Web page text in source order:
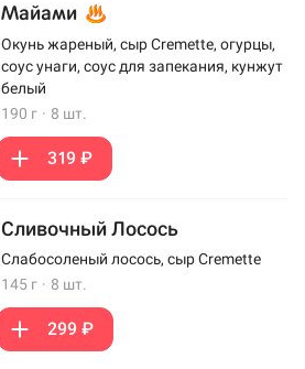
Майами
Окунь жареный, сыр Cremette, огурцы,
соус унаги, соус для запекания, кунжут
белый
190 г · 8 шт.
319 ₽
Сливочный Лосось
Слабосоленый лосось, сыр Cremette
145 г · 8 шт.
299 ₽